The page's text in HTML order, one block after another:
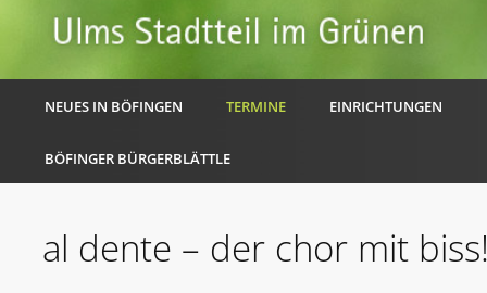
NEUES IN BÖFINGEN TERMINE EINRICHTUNGEN
BÖFINGER BÜRGERBLÄTTLE
al dente – der chor mit